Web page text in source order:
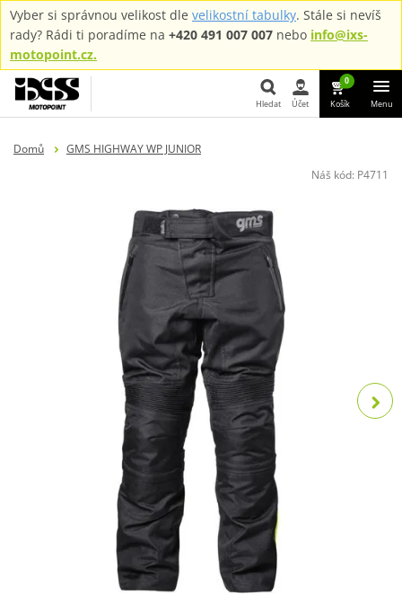
Vyber si správnou velikost dle velikostní tabulky. Stále si nevíš
rady? Rádi ti poradíme na +420 491 007 007 nebo info@ixs-
motopoint.cz.
Hledat Účet
0
Košík Menu
Domů
GMS HIGHWAY WP JUNIOR
Náš kód: P4711